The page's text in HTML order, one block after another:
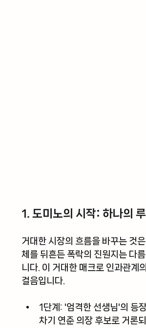
1. 도미노의 시작: 하나의
거대한 시장의 흐름을 바꾸는 것
체를 뒤흔든 폭락의 진원지는 다
니다. 이 거대한 매크로 인과관계
걸음입니다.
1단계: '엄격한 선생님'의 등
차기 연준 의장 후보로 거론